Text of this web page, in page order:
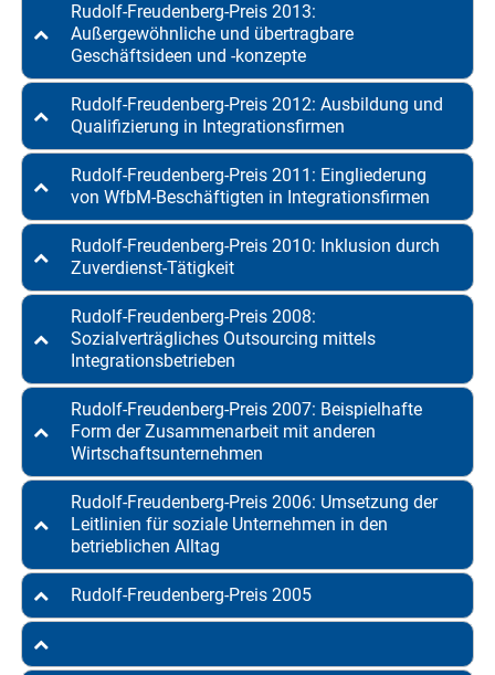
Rudolf-Freudenberg-Preis 2013:
Außergewöhnliche und übertragbare
Geschäftsideen und -konzepte
Rudolf-Freudenberg-Preis 2012: Ausbildung und
Qualifizierung in Integrationsfirmen
Rudolf-Freudenberg-Preis 2011: Eingliederung
von WfbM-Beschäftigten in Integrationsfirmen
Rudolf-Freudenberg-Preis 2010: Inklusion durch
Zuverdienst-Tätigkeit
Rudolf-Freudenberg-Preis 2008:
Sozialverträgliches Outsourcing mittels
Integrationsbetrieben
Rudolf-Freudenberg-Preis 2007: Beispielhafte
Form der Zusammenarbeit mit anderen
Wirtschaftsunternehmen
Rudolf-Freudenberg-Preis 2006: Umsetzung der
Leitlinien für soziale Unternehmen in den
betrieblichen Alltag
Rudolf-Freudenberg-Preis 2005